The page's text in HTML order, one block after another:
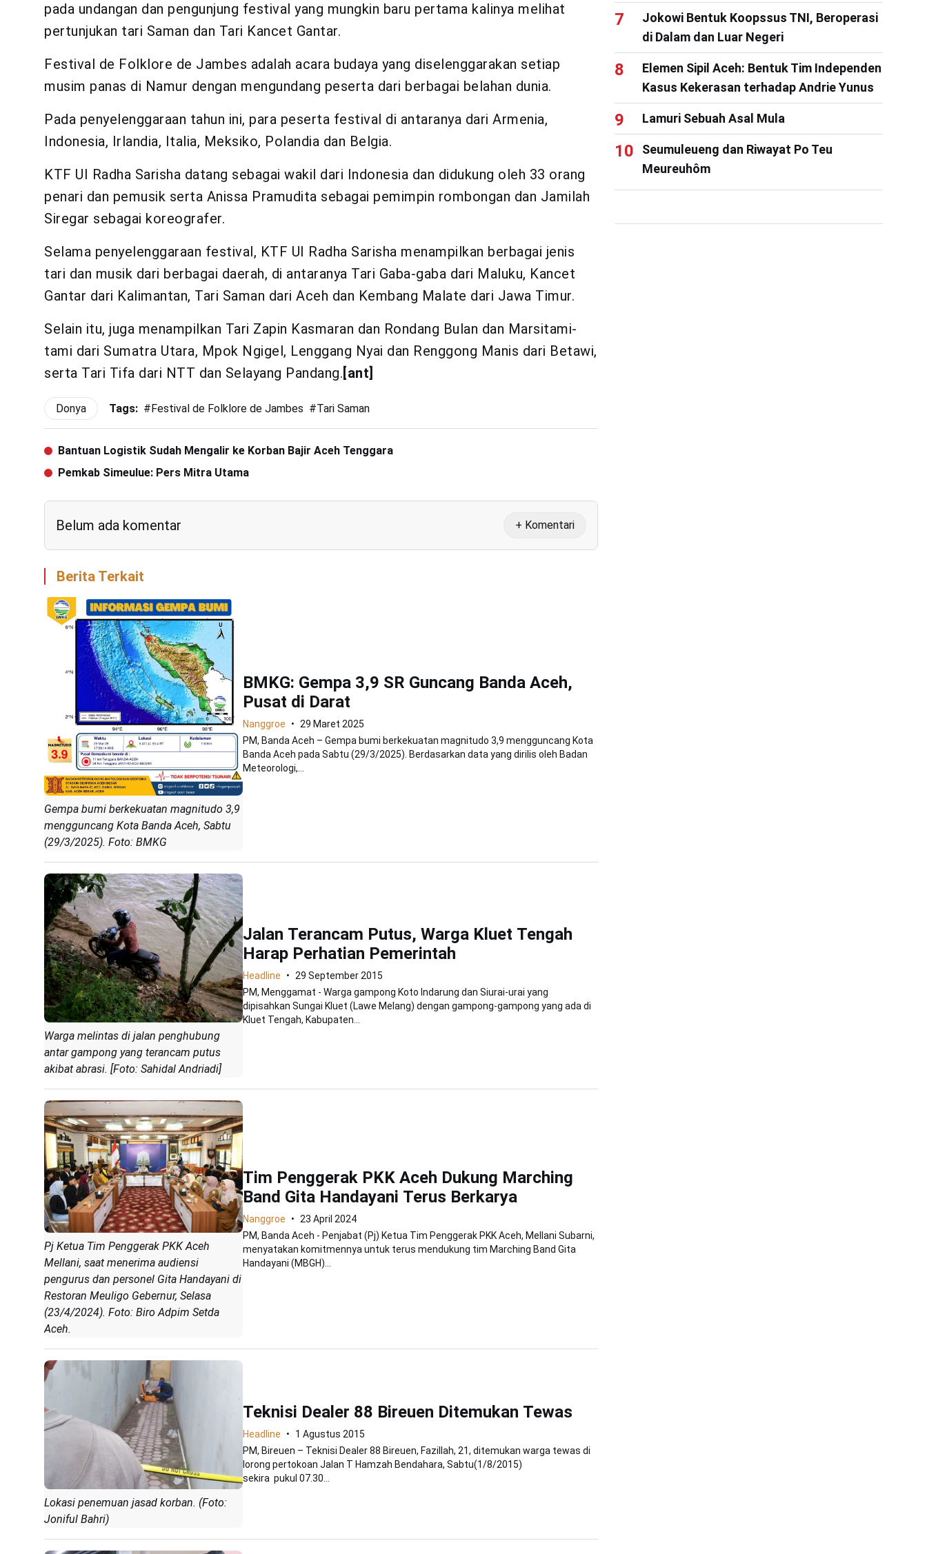
pada undangan dan pengunjung festival yang mungkin baru pertama kalinya melihat
pertunjukan tari Saman dan Tari Kancet Gantar.
Festival de Folklore de Jambes adalah acara budaya yang diselenggarakan setiap
musim panas di Namur dengan mengundang peserta dari berbagai belahan dunia.
Pada penyelenggaraan tahun ini, para peserta festival di antaranya dari Armenia,
Indonesia, Irlandia, Italia, Meksiko, Polandia dan Belgia.
KTF UI Radha Sarisha datang sebagai wakil dari Indonesia dan didukung oleh 33 orang
penari dan pemusik serta Anissa Pramudita sebagai pemimpin rombongan dan Jamilah
Siregar sebagai koreografer.
Selama penyelenggaraan festival, KTF UI Radha Sarisha menampilkan berbagai jenis
tari dan musik dari berbagai daerah, di antaranya Tari Gaba-gaba dari Maluku, Kancet
Gantar dari Kalimantan, Tari Saman dari Aceh dan Kembang Malate dari Jawa Timur.
Selain itu, juga menampilkan Tari Zapin Kasmaran dan Rondang Bulan dan Marsitami-
tami dari Sumatra Utara, Mpok Ngigel, Lenggang Nyai dan Renggong Manis dari Betawi,
serta Tari Tifa dari NTT dan Selayang Pandang.[ant]
Donya Tags: #Festival de Folklore de Jambes #Tari Saman
Bantuan Logistik Sudah Mengalir ke Korban Bajir Aceh Tenggara
Pemkab Simeulue: Pers Mitra Utama
Belum ada komentar + Komentari
Berita Terkait
Gempa bumi berkekuatan magnitudo 3,9
mengguncang Kota Banda Aceh, Sabtu
(29/3/2025). Foto: BMKG
BMKG: Gempa 3,9 SR Guncang Banda Aceh,
Pusat di Darat
Nanggroe
29 Maret 2025
PM, Banda Aceh – Gempa bumi berkekuatan magnitudo 3,9 mengguncang Kota
Banda Aceh pada Sabtu (29/3/2025). Berdasarkan data yang dirilis oleh Badan
Meteorologi,...
Warga melintas di jalan penghubung
antar gampong yang terancam putus
akibat abrasi. [Foto: Sahidal Andriadi]
Jalan Terancam Putus, Warga Kluet Tengah
Harap Perhatian Pemerintah
Headline
29 September 2015
PM, Menggamat - Warga gampong Koto Indarung dan Siurai-urai yang
dipisahkan Sungai Kluet (Lawe Melang) dengan gampong-gampong yang ada di
Kluet Tengah, Kabupaten...
Pj Ketua Tim Penggerak PKK Aceh
Mellani, saat menerima audiensi
pengurus dan personel Gita Handayani di
Restoran Meuligo Gebernur, Selasa
(23/4/2024). Foto: Biro Adpim Setda
Aceh.
Tim Penggerak PKK Aceh Dukung Marching
Band Gita Handayani Terus Berkarya
Nanggroe
23 April 2024
PM, Banda Aceh - Penjabat (Pj) Ketua Tim Penggerak PKK Aceh, Mellani Subarni,
menyatakan komitmennya untuk terus mendukung tim Marching Band Gita
Handayani (MBGH)...
Lokasi penemuan jasad korban. (Foto:
Joniful Bahri)
Teknisi Dealer 88 Bireuen Ditemukan Tewas
Headline
1 Agustus 2015
PM, Bireuen – Teknisi Dealer 88 Bireuen, Fazillah, 21, ditemukan warga tewas di
lorong pertokoan Jalan T Hamzah Bendahara, Sabtu(1/8/2015)
sekira pukul 07.30...
Jokowi Bentuk Koopssus TNI, Beroperasi
di Dalam dan Luar Negeri
Elemen Sipil Aceh: Bentuk Tim Independen
Kasus Kekerasan terhadap Andrie Yunus
Lamuri Sebuah Asal Mula
Seumuleueng dan Riwayat Po Teu
Meureuhôm